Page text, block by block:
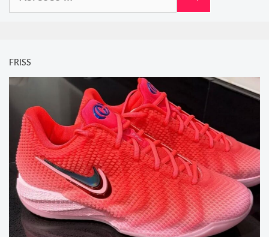
FRISS